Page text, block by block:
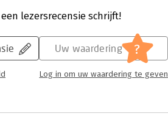
lezersrecensie schrijft!
Uw waardering ?
Log in om uw waardering te geven